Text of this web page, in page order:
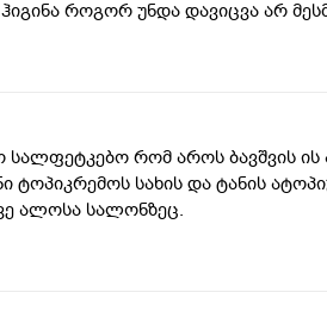
როგორ უნდა დავიცვა არ
რომ აროს ბავშვის
ტოპიკრემოს სახის და ტანის
ალოსა სალონზეც.